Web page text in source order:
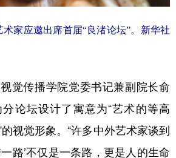
家应邀出席首届“良渚论坛”。新华社
传播学院党委书记兼副院长俞
论坛设计了寓意为“艺术的等高
视觉形象。“许多中外艺术家谈到
路’不仅是一条路，更是人的生命